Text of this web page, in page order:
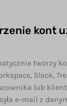
kont
tworzy
Slack,
lub
e-mail z